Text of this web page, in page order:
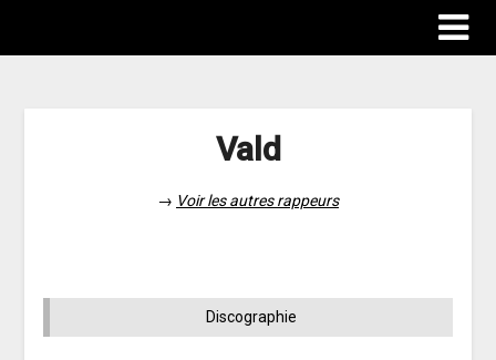
Vald
→ Voir les autres rappeurs
Discographie